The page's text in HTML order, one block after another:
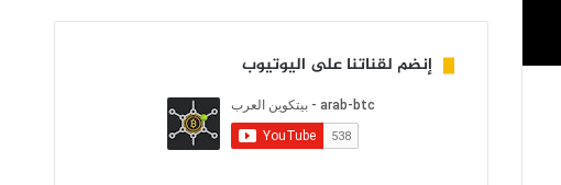
إنضم لقناتنا على اليوتيوب